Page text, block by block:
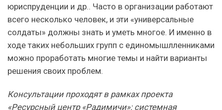
юриспруденции и др.. Часто в организации работают
всего несколько человек, и эти «универсальные
солдаты» должны знать и уметь многое. И именно в
ходе таких небольших групп с единомышлленниками
можно проработать многие темы и найти варианты
решения своих проблем.
Консультации проходят в рамках проекта
«Ресурсный центр «Радимичи»: системная